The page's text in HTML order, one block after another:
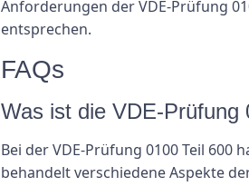
Anforderungen der VDE-Prüfung
entsprechen.
FAQs
Was ist die VDE-Prüfung
Bei der VDE-Prüfung 0100 Teil 600
behandelt verschiedene Aspekte